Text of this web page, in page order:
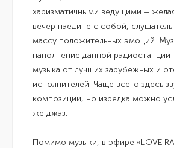
харизматичными ведущими –
вечер наедине с собой,
массу положительных эмоций.
наполнение данной
музыка от лучших зарубежных и
исполнителей. Чаще всего здесь
композиции, но изредка можно
же джаз.
Помимо музыки, в эфире «LOVE